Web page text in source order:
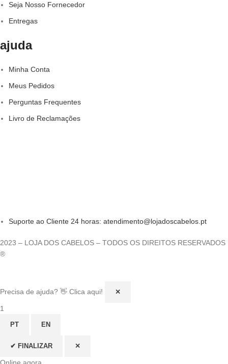
Seja Nosso Fornecedor
Entregas
ajuda
Minha Conta
Meus Pedidos
Perguntas Frequentes
Livro de Reclamações
Suporte ao Cliente 24 horas: atendimento@lojadoscabelos.pt
2023 – LOJA DOS CABELOS – TODOS OS DIREITOS RESERVADOS
®
Precisa de ajuda? 👋 Clica aqui! ✕
1
PT EN
✔ FINALIZAR ✕